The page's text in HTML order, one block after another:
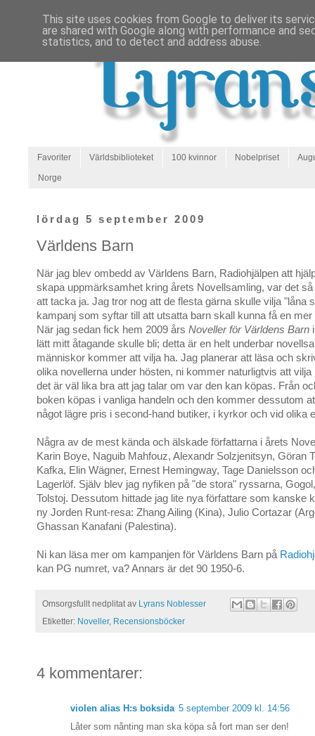
Favoriter Världsbiblioteket 100 kvinnor Nobelpriset
Norge
lördag 5 september 2009
Världens Barn
När jag blev ombedd av Världens Barn, Radiohjälpen att
skapa uppmärksamhet kring årets Novellsamling, var det
att tacka ja. Jag tror nog att de flesta gärna skulle vilja "låna
kampanj som syftar till att utsatta barn skall kunna få en mer
När jag sedan fick hem 2009 års Noveller för Världens Barn
lätt mitt åtagande skulle bli; detta är en helt underbar
människor kommer att vilja ha. Jag planerar att läsa och
olika novellerna under hösten, ni kommer naturligtvis att vilja
det är väl lika bra att jag talar om var den kan köpas. Från
boken köpas i vanliga handeln och den kommer dessutom
något lägre pris i second-hand butiker, i kyrkor och vid olika
Några av de mest kända och älskade författarna i årets
Karin Boye, Naguib Mahfouz, Alexandr Solzjenitsyn, Göran
Kafka, Elin Wägner, Ernest Hemingway, Tage Danielsson
Lagerlöf. Själv blev jag nyfiken på "de stora" ryssarna,
Tolstoj. Dessutom hittade jag lite nya författare som kanske
ny Jorden Runt-resa: Zhang Ailing (Kina), Julio Cortazar
Ghassan Kanafani (Palestina).
Ni kan läsa mer om kampanjen för Världens Barn på
kan PG numret, va? Annars är det 90 1950-6.
Omsorgsfullt nedplitat av Lyrans Noblesser
Etiketter: Noveller, Recensionsböcker
4 kommentarer:
violen alias H:s boksida 5 september 2009 kl. 14:56
Låter som nånting man ska köpa så fort man ser den!
This site uses cookies from Google to deliver its
are shared with Google along with performance and
statistics, and to detect and address abuse.